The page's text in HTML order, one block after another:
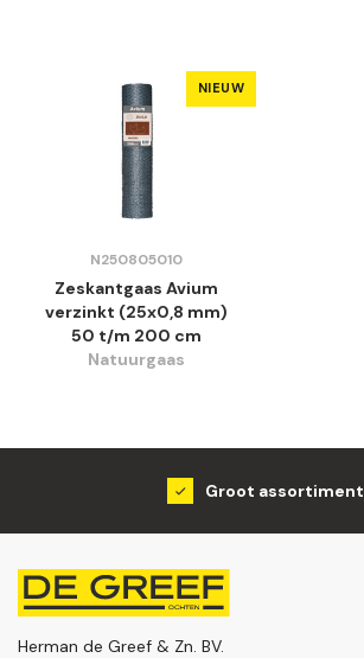
NIEUW
N250805010
Zeskantgaas Avium
verzinkt (25x0,8 mm)
50 t/m 200 cm
Natuurgaas
Groot assortiment
Herman de Greef & Zn. BV.